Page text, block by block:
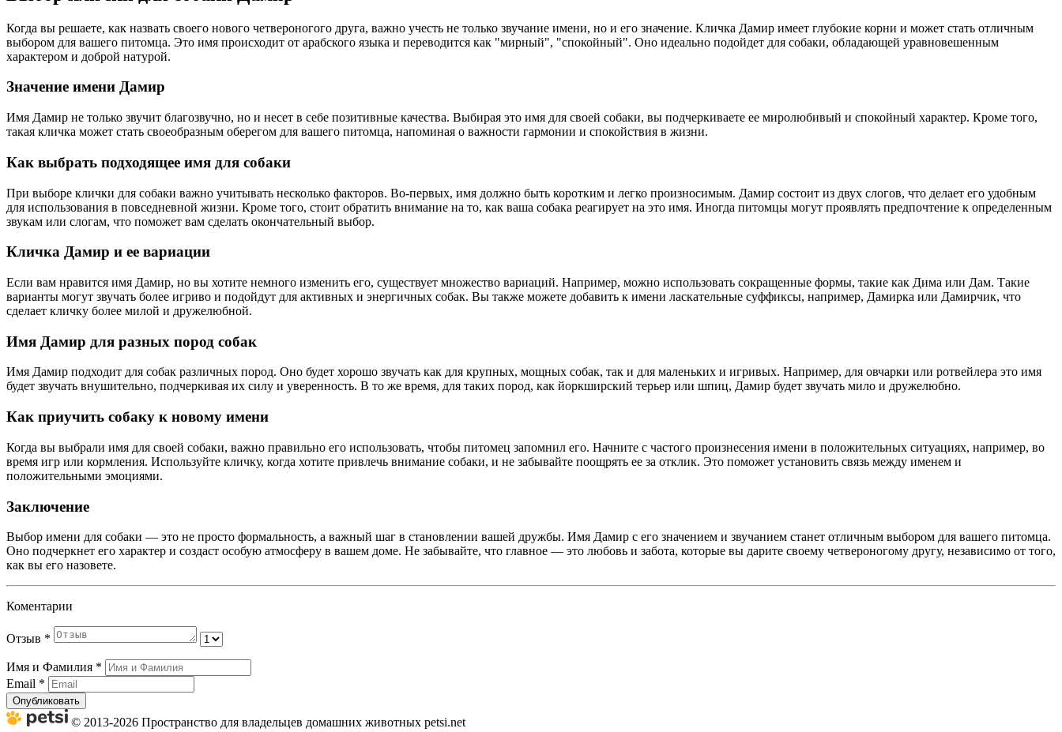
Когда вы решаете, как назвать своего нового четвероногого друга, важно учесть не только звучание имени, но и его значение. Кличка Дамир имеет глубокие корни и может стать отличным
выбором для вашего питомца. Это имя происходит от арабского языка и переводится как "мирный", "спокойный". Оно идеально подойдет для собаки, обладающей уравновешенным
характером и доброй натурой.
Значение имени Дамир
Имя Дамир не только звучит благозвучно, но и несет в себе позитивные качества. Выбирая это имя для своей собаки, вы подчеркиваете ее миролюбивый и спокойный характер. Кроме того,
такая кличка может стать своеобразным оберегом для вашего питомца, напоминая о важности гармонии и спокойствия в жизни.
Как выбрать подходящее имя для собаки
При выборе клички для собаки важно учитывать несколько факторов. Во-первых, имя должно быть коротким и легко произносимым. Дамир состоит из двух слогов, что делает его удобным
для использования в повседневной жизни. Кроме того, стоит обратить внимание на то, как ваша собака реагирует на это имя. Иногда питомцы могут проявлять предпочтение к определенным
звукам или слогам, что поможет вам сделать окончательный выбор.
Кличка Дамир и ее вариации
Если вам нравится имя Дамир, но вы хотите немного изменить его, существует множество вариаций. Например, можно использовать сокращенные формы, такие как Дима или Дам. Такие
варианты могут звучать более игриво и подойдут для активных и энергичных собак. Вы также можете добавить к имени ласкательные суффиксы, например, Дамирка или Дамирчик, что
сделает кличку более милой и дружелюбной.
Имя Дамир для разных пород собак
Имя Дамир подходит для собак различных пород. Оно будет хорошо звучать как для крупных, мощных собак, так и для маленьких и игривых. Например, для овчарки или ротвейлера это имя
будет звучать внушительно, подчеркивая их силу и уверенность. В то же время, для таких пород, как йоркширский терьер или шпиц, Дамир будет звучать мило и дружелюбно.
Как приучить собаку к новому имени
Когда вы выбрали имя для своей собаки, важно правильно его использовать, чтобы питомец запомнил его. Начните с частого произнесения имени в положительных ситуациях, например, во
время игр или кормления. Используйте кличку, когда хотите привлечь внимание собаки, и не забывайте поощрять ее за отклик. Это поможет установить связь между именем и
положительными эмоциями.
Заключение
Выбор имени для собаки — это не просто формальность, а важный шаг в становлении вашей дружбы. Имя Дамир с его значением и звучанием станет отличным выбором для вашего питомца.
Оно подчеркнет его характер и создаст особую атмосферу в вашем доме. Не забывайте, что главное — это любовь и забота, которые вы дарите своему четвероногому другу, независимо от того,
как вы его назовете.
Коментарии
Отзыв *
Имя и Фамилия *
Email *
Опубликовать
© 2013-2026 Пространство для владельцев домашних животных petsi.net